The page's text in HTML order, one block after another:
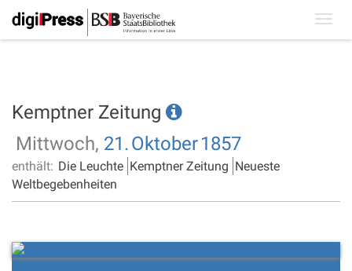
Kemptner Zeitung
Mittwoch, 21.Oktober1857
enthält: Die Leuchte Kemptner Zeitung Neueste
Weltbegebenheiten